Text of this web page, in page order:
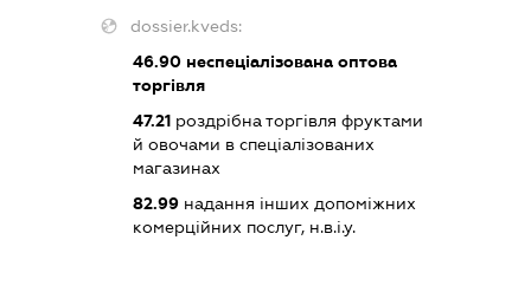
dossier.kveds:
46.90 неспеціалізована оптова
торгівля
47.21 роздрібна торгівля фруктами
й овочами в спеціалізованих
магазинах
82.99 надання інших допоміжних
комерційних послуг, н.в.і.у.